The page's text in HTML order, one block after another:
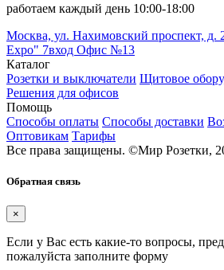
работаем каждый день 10:00-18:00
Москва, ул. Нахимовский проспект, д.
Expo" 7вход Офис №13
Каталог
Розетки и выключатели Щитовое
Решения для офисов
Помощь
Способы оплаты Способы доставки
Оптовикам Тарифы
Все права защищены. ©Мир Розетки,
Обратная связь
×
Если у Вас есть какие-то вопросы,
пожалуйста заполните форму